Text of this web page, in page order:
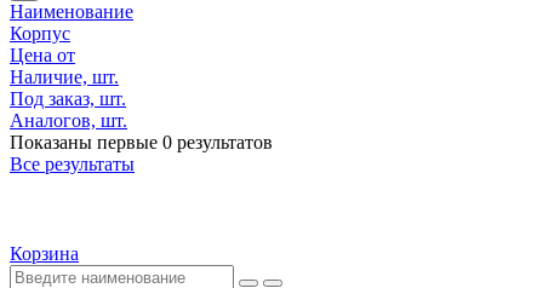
Наименование
Корпус
Цена от
Наличие, шт.
Под заказ, шт.
Аналогов, шт.
Показаны первые 0 результатов
Все результаты
Корзина